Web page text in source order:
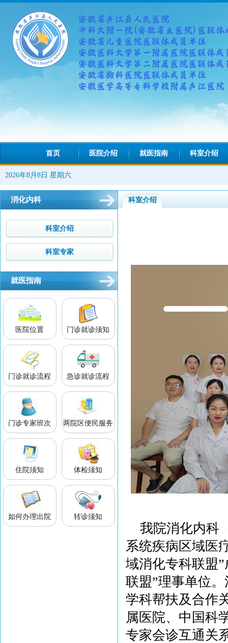
首页 医院介绍 就医指南 科室介绍
2026年8月8日 星期六
消化内科
科室介绍
科室专家
就医指南
医院位置 门诊就诊须知
门诊就诊流程 急诊就诊流程
门诊专家班次 两院区便民服务
住院须知 体检须知
如何办理出院 转诊须知
科室介绍
我院消化内科
系统疾病区域医
域消化专科联盟
联盟”理事单位
学科帮扶及合作
属医院、中国科
专家会诊互通关